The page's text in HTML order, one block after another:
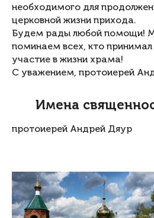
необходимого для
церковной жизни прихода.
Будем рады любой помощи!
поминаем всех, кто
участие в жизни храма!
С уважением, протоиерей
Имена
протоиерей Андрей Дяур